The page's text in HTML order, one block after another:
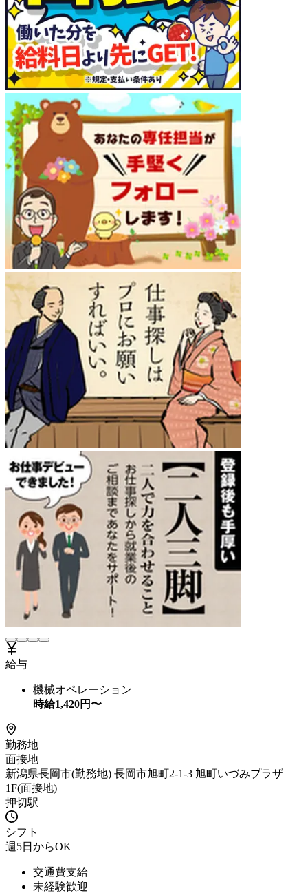
給与
機械オペレーション
時給1,420円〜
勤務地
面接地
新潟県長岡市(勤務地) 長岡市旭町2-1-3 旭町いづみプラザ
1F(面接地)
押切駅
シフト
週5日からOK
交通費支給
未経験歓迎